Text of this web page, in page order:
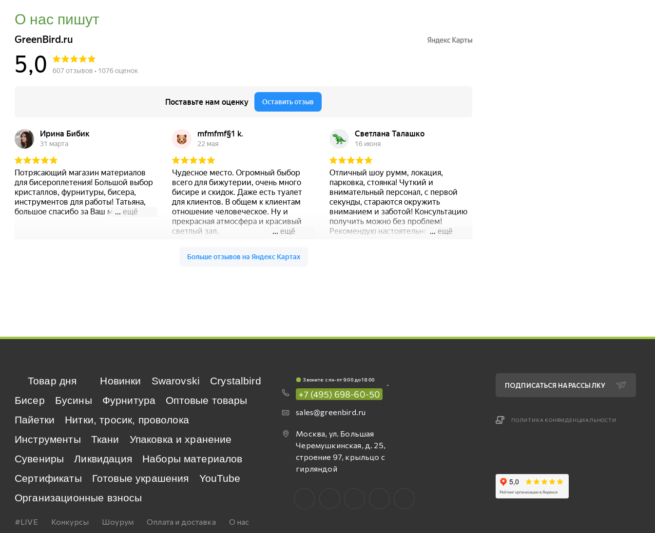
О нас пишут
Товар дня Новинки Swarovski
Crystalbird
Бисер
Бусины Фурнитура
Оптовые товары
Пайетки
Нитки, тросик, проволока
Инструменты
Ткани
Упаковка и хранение
Сувениры
Ликвидация
Наборы материалов
Сертификаты
Готовые украшения
YouTube
Организационные взносы
#LIVE Конкурсы Шоурум Оплата и доставка О нас
Звоните: c пн-пт 9:00 до 18:00
+7 (495) 698-60-50
sales@greenbird.ru
Москва, ул. Большая
Черемушкинская, д. 25,
строение 97, крыльцо с
гирляндой
ПОДПИСАТЬСЯ НА РАССЫЛКУ
ПОЛИТИКА КОНФИДЕНЦИАЛЬНОСТИ